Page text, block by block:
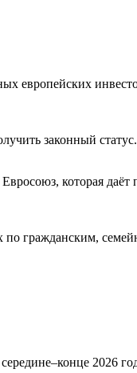
европейских
законный
которая
гражданским,
2026